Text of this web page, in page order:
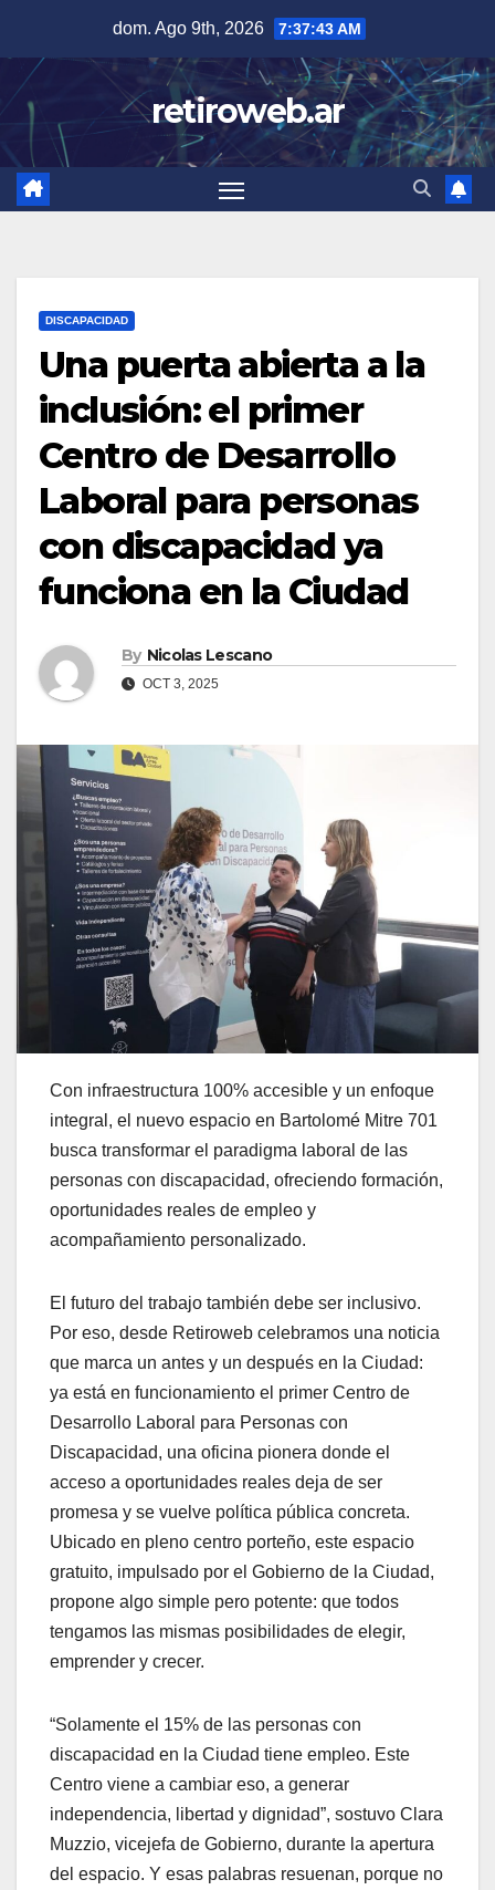
content
dom. Ago 9th, 2026 7:37:44 AM
retiroweb.ar
DISCAPACIDAD
Una puerta abierta a la
inclusión: el primer
Centro de Desarrollo
Laboral para personas
con discapacidad ya
funciona en la Ciudad
By Nicolas Lescano
OCT 3, 2025
Con infraestructura 100% accesible y un enfoque
integral, el nuevo espacio en Bartolomé Mitre 701
busca transformar el paradigma laboral de las
personas con discapacidad, ofreciendo formación,
oportunidades reales de empleo y
acompañamiento personalizado.
El futuro del trabajo también debe ser inclusivo.
Por eso, desde Retiroweb celebramos una noticia
que marca un antes y un después en la Ciudad:
ya está en funcionamiento el primer Centro de
Desarrollo Laboral para Personas con
Discapacidad, una oficina pionera donde el
acceso a oportunidades reales deja de ser
promesa y se vuelve política pública concreta.
Ubicado en pleno centro porteño, este espacio
gratuito, impulsado por el Gobierno de la Ciudad,
propone algo simple pero potente: que todos
tengamos las mismas posibilidades de elegir,
emprender y crecer.
“Solamente el 15% de las personas con
discapacidad en la Ciudad tiene empleo. Este
Centro viene a cambiar eso, a generar
independencia, libertad y dignidad”, sostuvo Clara
Muzzio, vicejefa de Gobierno, durante la apertura
del espacio. Y esas palabras resuenan, porque no